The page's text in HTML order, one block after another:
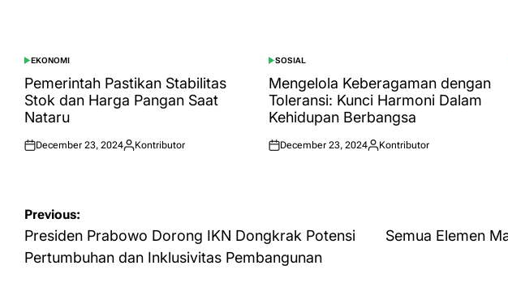
POSTED
IN
EKONOMI
Pemerintah Pastikan Stabilitas
Stok dan Harga Pangan Saat
Nataru
Posted
December 23, 2024
Posted
Kontributor
POSTED
IN
SOSIAL
Mengelola Keberagaman dengan
Toleransi: Kunci Harmoni Dalam
Kehidupan Berbangsa
Posted
December 23, 2024
Posted
Kontributor
Post
navigation
Previous:
Presiden Prabowo Dorong IKN Dongkrak Potensi
Pertumbuhan dan Inklusivitas Pembangunan
Semua Elemen